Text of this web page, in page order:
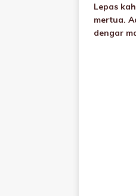
Lepas
mertua.
dengar